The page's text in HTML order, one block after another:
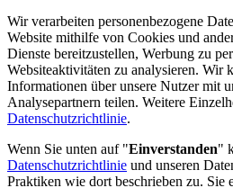
Wir verarbeiten personenbezogene
Website mithilfe von Cookies und
Dienste bereitzustellen, Werbung zu
Websiteaktivitäten zu analysieren. Wir
Informationen über unsere Nutzer mit
Analysepartnern teilen. Weitere
Datenschutzrichtlinie.
Wenn Sie unten auf "Einverstanden"
Datenschutzrichtlinie und unseren
Praktiken wie dort beschrieben zu. Sie